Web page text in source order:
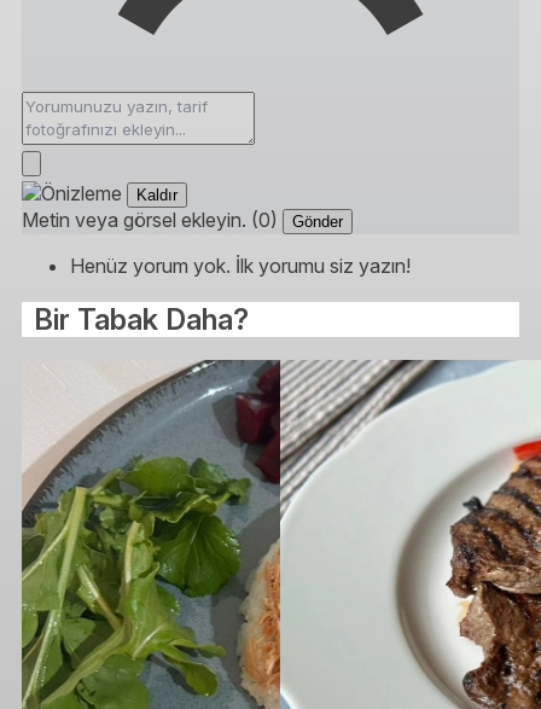
Kaldır
Metin veya görsel ekleyin. (0) Gönder
Henüz yorum yok. İlk yorumu siz yazın!
Bir Tabak Daha?